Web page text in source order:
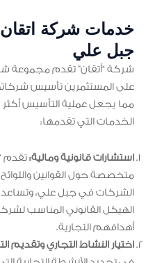
خدمات شركة
جبل علي
شركة “أتقان” تقدم مجموعة
على المستثمرين تأسيس
مما يجعل عملية التأسيس أكثر
الخدمات التي تقدمها:
استشارات قانونية ومالية:تقدم
متخصصة حول القوانين
الشركات في جبل علي، وتساعد
الهيكل القانوني المناسب
أهدافهم التجارية.
اختيار النشاط التجاري وتقديم